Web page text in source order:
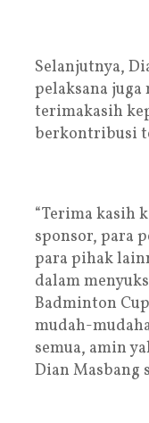
Selanjutnya,
pelaksana juga
terimakasih
berkontribusi
“Terima kasih
sponsor, para
para pihak
dalam
Badminton
mudah-
semua, amin
Dian Masbang